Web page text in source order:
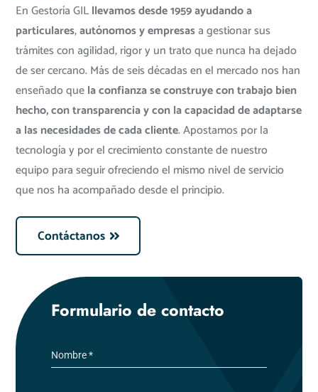
En Gestoría GILllevamos desde 1959 ayudando a
particulares,autónomos y empresasa gestionar sus
trámites con agilidad, rigor y un trato que nunca ha dejado
de ser cercano. Más de seis décadas en el mercado nos han
enseñado quela confianza se construye con trabajo bien
hecho, con transparencia y con la capacidad de adaptarse
a las necesidades de cada cliente. Apostamos por la
tecnología y por el crecimiento constante de nuestro
equipo para seguir ofreciendo el mismo nivel de servicio
que nos ha acompañado desde el principio.
Contáctanos
Formulario de contacto
Nombre*